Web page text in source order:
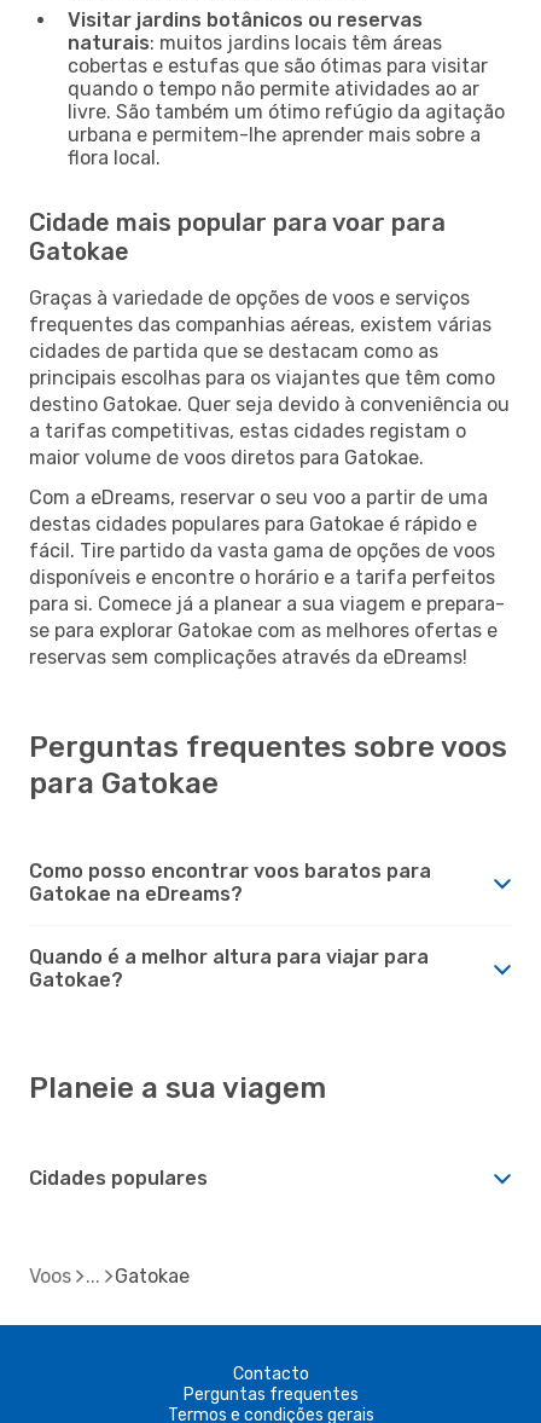
Visitar jardins botânicos ou reservas
naturais: muitos jardins locais têm áreas
cobertas e estufas que são ótimas para visitar
quando o tempo não permite atividades ao ar
livre. São também um ótimo refúgio da agitação
urbana e permitem-lhe aprender mais sobre a
flora local.
Cidade mais popular para voar para
Gatokae
Graças à variedade de opções de voos e serviços
frequentes das companhias aéreas, existem várias
cidades de partida que se destacam como as
principais escolhas para os viajantes que têm como
destino Gatokae. Quer seja devido à conveniência ou
a tarifas competitivas, estas cidades registam o
maior volume de voos diretos para Gatokae.
Com a eDreams, reservar o seu voo a partir de uma
destas cidades populares para Gatokae é rápido e
fácil. Tire partido da vasta gama de opções de voos
disponíveis e encontre o horário e a tarifa perfeitos
para si. Comece já a planear a sua viagem e prepara-
se para explorar Gatokae com as melhores ofertas e
reservas sem complicações através da eDreams!
Perguntas frequentes sobre voos
para Gatokae
Como posso encontrar voos baratos para
Gatokae na eDreams?
Quando é a melhor altura para viajar para
Gatokae?
Planeie a sua viagem
Cidades populares
Voos Gatokae
Contacto
Perguntas frequentes
Termos e condições gerais